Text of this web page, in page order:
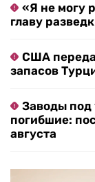
«Я не могу
главу
США
запасов
Заводы под
погибшие:
августа